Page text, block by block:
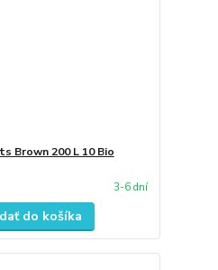
Brown 200 L 10 Bio
3-6 dní
do košíka